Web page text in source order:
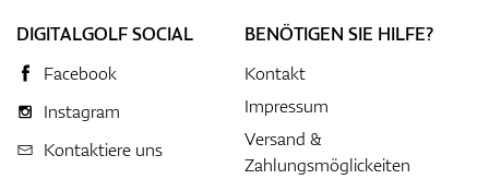
DIGITALGOLF SOCIAL
Facebook
Instagram
Kontaktiere uns
BENÖTIGEN SIE HILFE?
Kontakt
Impressum
Versand &
Zahlungsmöglickeiten